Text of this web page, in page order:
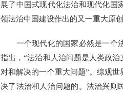
展了中国式现代化法治和现代化国
领法治中国建设作出的又一重大原
一个现代化的国家必然是一个法
指出，“法治和人治问题是人类政
对和解决的一个重大问题”。综观
决了法治和人治问题的。法治兴则